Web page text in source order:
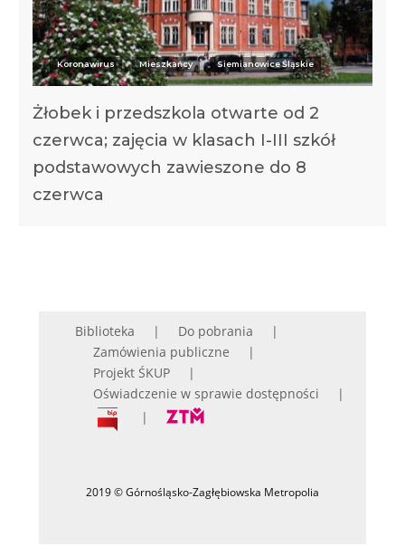
Koronawirus Mieszkańcy Siemianowice Śląskie
Żłobek i przedszkola otwarte od 2
czerwca; zajęcia w klasach I-III szkół
podstawowych zawieszone do 8
czerwca
Biblioteka
Do pobrania
Zamówienia publiczne
Projekt ŚKUP
Oświadczenie w sprawie dostępności
2019 © Górnośląsko-Zagłębiowska Metropolia